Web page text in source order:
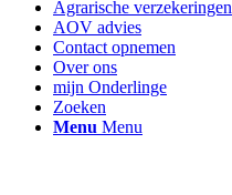
Agrarische verzekeringen
AOV advies
Contact opnemen
Over ons
mijn Onderlinge
Zoeken
Menu Menu